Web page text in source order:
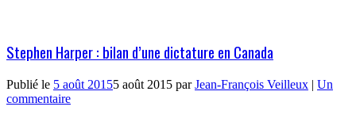
Stephen Harper : bilan d’une dictature en Canada
Publié le 5 août 20155 août 2015 parJean-François Veilleux | Un
commentaire